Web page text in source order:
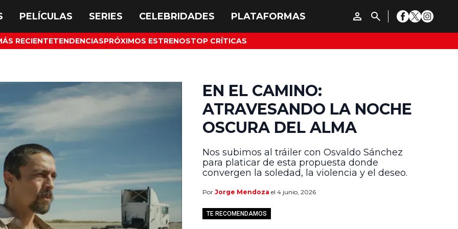
RECIENTETENDENCIASPRÓXIMOS ESTRENOSTOP CRÍTICAS
EN EL CAMINO:
ATRAVESANDO LA NOCHE
OSCURA DEL ALMA
Nos subimos al tráiler con Osvaldo Sánchez
para platicar de esta propuesta donde
convergen la soledad, la violencia y el deseo.
Por Jorge Mendoza el 4 junio, 2026
TE RECOMENDAMOS